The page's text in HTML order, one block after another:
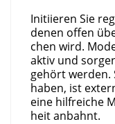
Initi­ie­ren Sie
denen offen
chen wird.
aktiv und
gehört wer­den.
haben, ist
eine hilf­rei­che
heit anbahnt.